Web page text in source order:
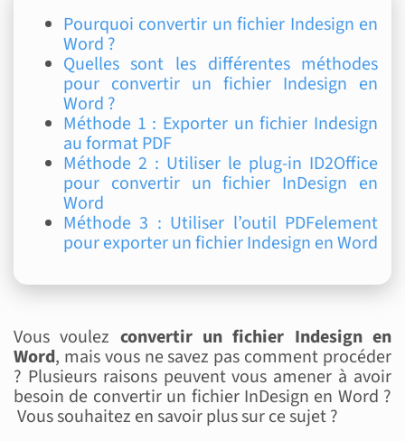
Pourquoi convertir un fichier Indesign en
Word ?
Quelles sont les différentes méthodes
pour convertir un fichier Indesign en
Word ?
Méthode 1 : Exporter un fichier Indesign
au format PDF
Méthode 2 : Utiliser le plug-in ID2Office
pour convertir un fichier InDesign en
Word
Méthode 3 : Utiliser l’outil PDFelement
pour exporter un fichier Indesign en Word
Vous voulez convertir un fichier Indesign en
Word, mais vous ne savez pas comment procéder
? Plusieurs raisons peuvent vous amener à avoir
besoin de convertir un fichier InDesign en Word ?
Vous souhaitez en savoir plus sur ce sujet ?